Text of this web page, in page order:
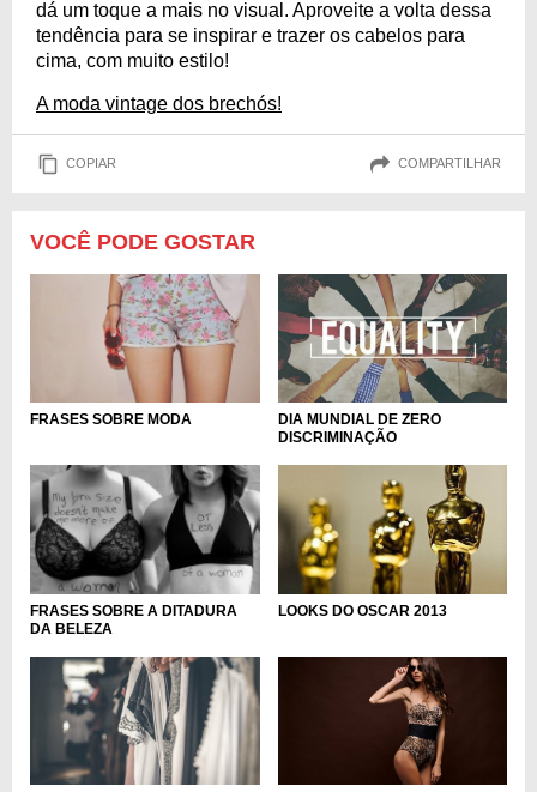
dá um toque a mais no visual. Aproveite a volta dessa
tendência para se inspirar e trazer os cabelos para
cima, com muito estilo!
A moda vintage dos brechós!
COPIAR COMPARTILHAR
VOCÊ PODE GOSTAR
FRASES SOBRE MODA
DIA MUNDIAL DE ZERO
DISCRIMINAÇÃO
FRASES SOBRE A DITADURA
DA BELEZA
LOOKS DO OSCAR 2013